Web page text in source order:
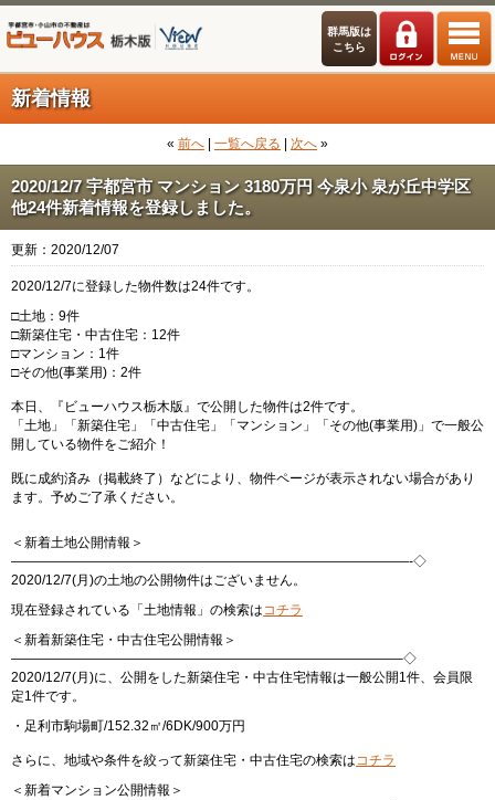
群馬版は
こちら
新着情報
« 前へ 一覧へ戻る 次へ »
2020/12/7 宇都宮市 マンション 3180万円 今泉小 泉が丘中学区
他24件新着情報を登録しました。
更新：2020/12/07
2020/12/7に登録した物件数は24件です。
□土地：9件
□新築住宅・中古住宅：12件
□マンション：1件
□その他(事業用)：2件
本日、『ビューハウス栃木版』で公開した物件は2件です。
「土地」「新築住宅」「中古住宅」「マンション」「その他(事業用)」で一般公
開している物件をご紹介！
既に成約済み（掲載終了）などにより、物件ページが表示されない場合があり
ます。予めご了承ください。
＜新着土地公開情報＞
——————————————————————————————-◇
2020/12/7(月)の土地の公開物件はございません。
現在登録されている「土地情報」の検索はコチラ
＜新着新築住宅・中古住宅公開情報＞
—————————————————————————————–◇
2020/12/7(月)に、公開をした新築住宅・中古住宅情報は一般公開1件、会員限
定1件です。
・足利市駒場町/152.32㎡/6DK/900万円
さらに、地域や条件を絞って新築住宅・中古住宅の検索はコチラ
＜新着マンション公開情報＞